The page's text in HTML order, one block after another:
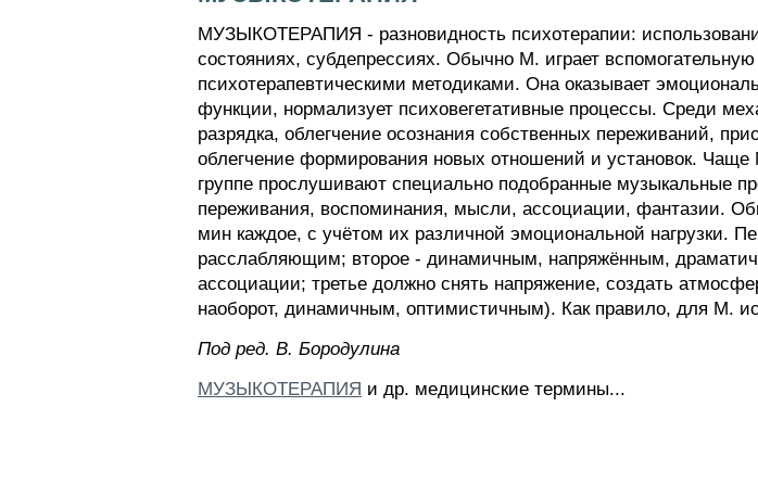
МУЗЫКОТЕРАПИЯ - разновидность психотерапии:
состояниях, субдепрессиях. Обычно М. играет
психотерапевтическими методиками. Она оказывает
функции, нормализует психовегетативные процессы. Среди
разрядка, облегчение осознания собственных переживаний,
облегчение формирования новых отношений и установок.
группе прослушивают специально подобранные музыкальные
переживания, воспоминания, мысли, ассоциации, фантазии.
мин каждое, с учётом их различной эмоциональной нагрузки.
расслабляющим; второе - динамичным, напряжённым,
ассоциации; третье должно снять напряжение, создать
наоборот, динамичным, оптимистичным). Как правило, для М.
Пoд peд. B. Бopoдyлинa
МУЗЫКОТЕРАПИЯ и др. медицинские термины...